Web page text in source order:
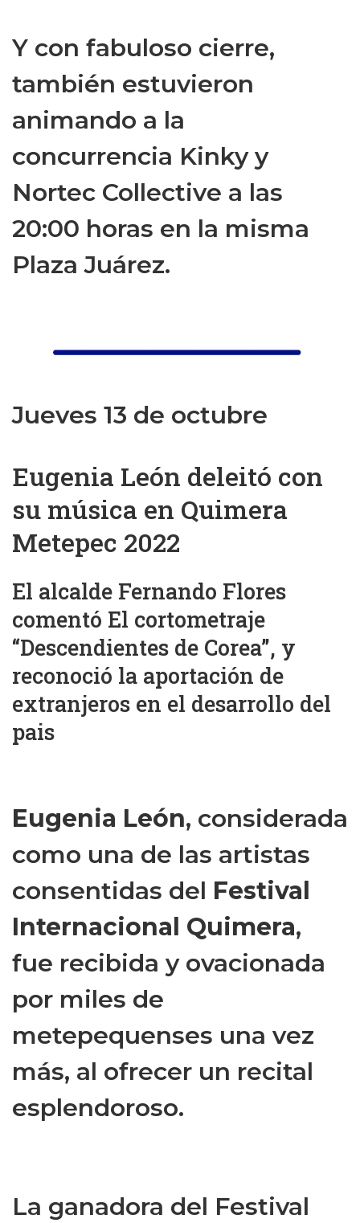
Y con fabuloso cierre,
también estuvieron
animando a la
concurrencia Kinky y
Nortec Collective a las
20:00 horas en la misma
Plaza Juárez.
Jueves 13 de octubre
Eugenia León deleitó con
su música en Quimera
Metepec 2022
El alcalde Fernando Flores
comentó El cortometraje
“Descendientes de Corea”, y
reconoció la aportación de
extranjeros en el desarrollo del
pais
Eugenia León, considerada
como una de las artistas
consentidas del Festival
Internacional Quimera,
fue recibida y ovacionada
por miles de
metepequenses una vez
más, al ofrecer un recital
esplendoroso.
La ganadora del Festival